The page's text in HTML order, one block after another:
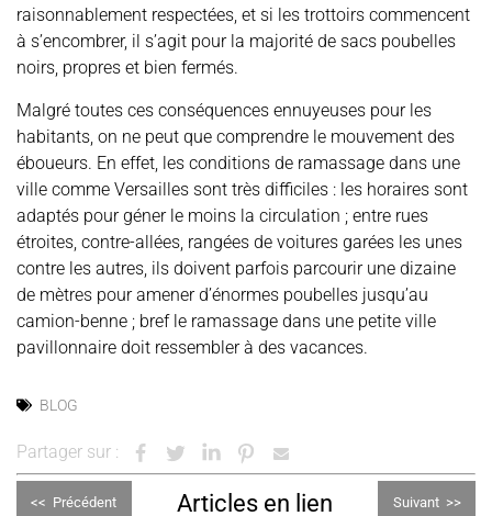
raisonnablement respectées, et si les trottoirs commencent
à s’encombrer, il s’agit pour la majorité de sacs poubelles
noirs, propres et bien fermés.
Malgré toutes ces conséquences ennuyeuses pour les
habitants, on ne peut que comprendre le mouvement des
éboueurs. En effet, les conditions de ramassage dans une
ville comme Versailles sont très difficiles : les horaires sont
adaptés pour géner le moins la circulation ; entre rues
étroites, contre-allées, rangées de voitures garées les unes
contre les autres, ils doivent parfois parcourir une dizaine
de mètres pour amener d’énormes poubelles jusqu’au
camion-benne ; bref le ramassage dans une petite ville
pavillonnaire doit ressembler à des vacances.
BLOG
Partager sur :
<< Précédent Articles en lien Suivant >>